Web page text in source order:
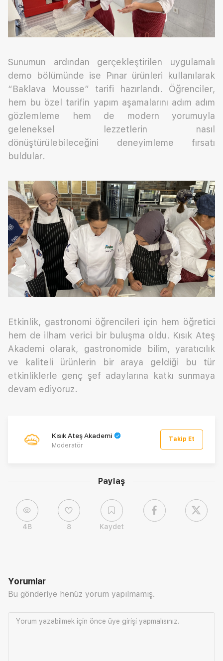
Paylaş
4B 8 Kaydet
Sunumun ardından gerçekleştirilen uygulamalı
demo bölümünde ise Pınar ürünleri kullanılarak
“Baklava Mousse” tarifi hazırlandı. Öğrenciler,
hem bu özel tarifin yapım aşamalarını adım adım
gözlemleme hem de modern yorumuyla
geleneksel lezzetlerin nasıl
dönüştürülebileceğini deneyimleme fırsatı
buldular.
Etkinlik, gastronomi öğrencileri için hem öğretici
hem de ilham verici bir buluşma oldu. Kısık Ateş
Akademi olarak, gastronomide bilim, yaratıcılık
ve kaliteli ürünlerin bir araya geldiği bu tür
etkinliklerle genç şef adaylarına katkı sunmaya
devam ediyoruz.
Kısık Ateş Akademi
Moderatör
Takip Et
Yorumlar
Bu gönderiye henüz yorum yapılmamış.
Yorum yazabilmek için önce üye girişi yapmalısınız.